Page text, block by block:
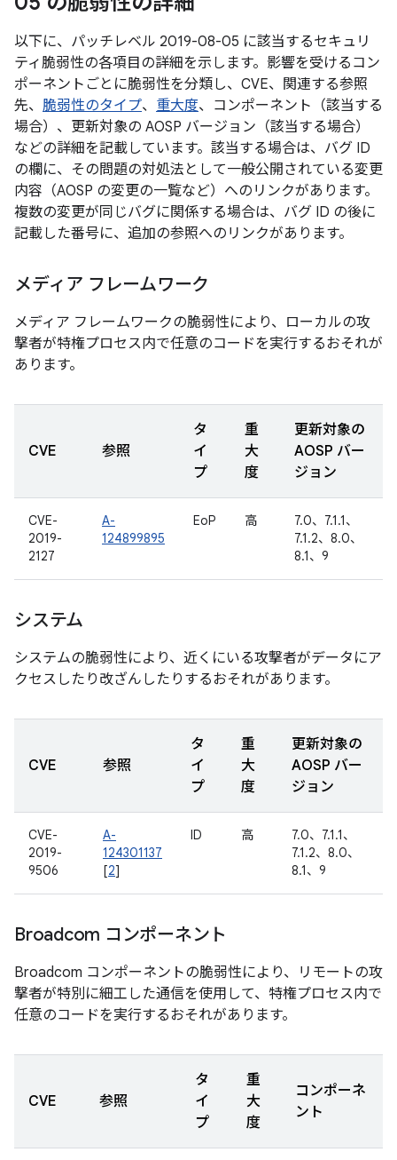
以下に、パッチレベル 2019-08-05 に該当するセキュリ
ティ脆弱性の各項目の詳細を示します。影響を受けるコン
ポーネントごとに脆弱性を分類し、CVE、関連する参照
先、 脆弱性のタイプ、 重大度、コンポーネント（該当する
場合）、更新対象の AOSP バージョン（該当する場合）
などの詳細を記載しています。該当する場合は、バグ ID
の欄に、その問題の対処法として一般公開されている変更
内容（AOSP の変更の一覧など）へのリンクがあります。
複数の変更が同じバグに関係する場合は、バグ ID の後に
記載した番号に、追加の参照へのリンクがあります。
メディア フレームワーク
メディア フレームワークの脆弱性により、ローカルの攻
撃者が特権プロセス内で任意のコードを実行するおそれが
あります。
CVE 参照
タ
イ
プ
重
大
度
更新対象の
AOSP バー
ジョン
CVE-
2019-
2127
A-
124899895
EoP 高
7.0、7.1.1、
7.1.2、8.0、
8.1、9
システム
システムの脆弱性により、近くにいる攻撃者がデータにア
クセスしたり改ざんしたりするおそれがあります。
CVE 参照
タ
イ
プ
重
大
度
更新対象の
AOSP バー
ジョン
CVE-
2019-
9506
A-
124301137
[2]
ID 高
7.0、7.1.1、
7.1.2、8.0、
8.1、9
Broadcom コンポーネント
Broadcom コンポーネントの脆弱性により、リモートの攻
撃者が特別に細工した通信を使用して、特権プロセス内で
任意のコードを実行するおそれがあります。
CVE 参照
タ
イ
プ
重
大
度
コンポーネ
ント